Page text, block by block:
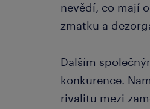
nevědí, co mají
zmatku a
Dalším
konkurence.
rivalitu mezi